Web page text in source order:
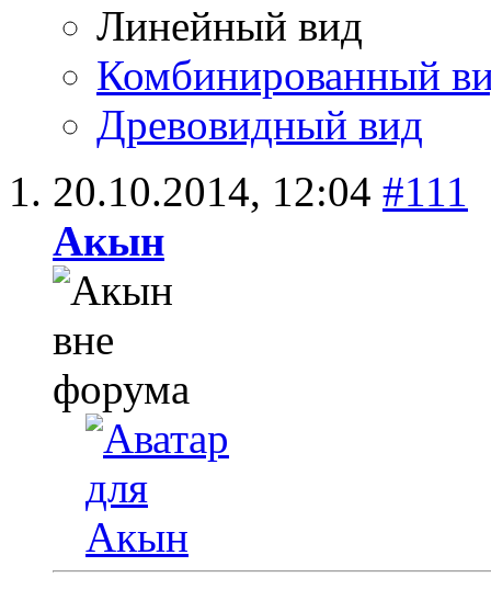
Линейный вид
Комбинированный
Древовидный вид
20.10.2014, 12:04 #111
Aкын